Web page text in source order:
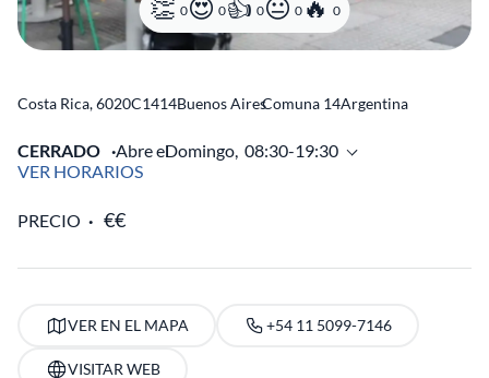
0 0 0 0 0
Costa Rica, 6020C1414Buenos AiresComuna 14Argentina
CERRADO Abre elDomingo, 08:30-19:30
VER HORARIOS
PRECIO
VER EN EL MAPA +54 11 5099-7146
VISITAR WEB